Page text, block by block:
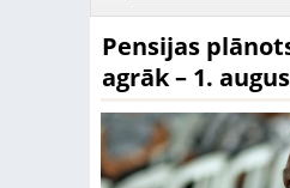
Pensijas
agrāk – 1.